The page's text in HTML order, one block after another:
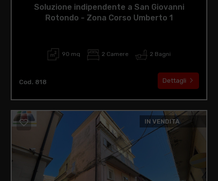
Soluzione indipendente a San Giovanni
Rotondo - Zona Corso Umberto 1
90 mq 2 Camere 2 Bagni
Cod. 818 Dettagli
IN VENDITA